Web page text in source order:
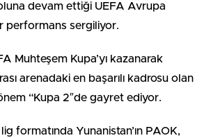
devam ettiği UEFA Avrupa
performans sergiliyor.
Muhteşem Kupa’yı kazanarak
arenadaki en başarılı kadrosu olan
“Kupa 2″de gayret ediyor.
formatında Yunanistan’ın PAOK,